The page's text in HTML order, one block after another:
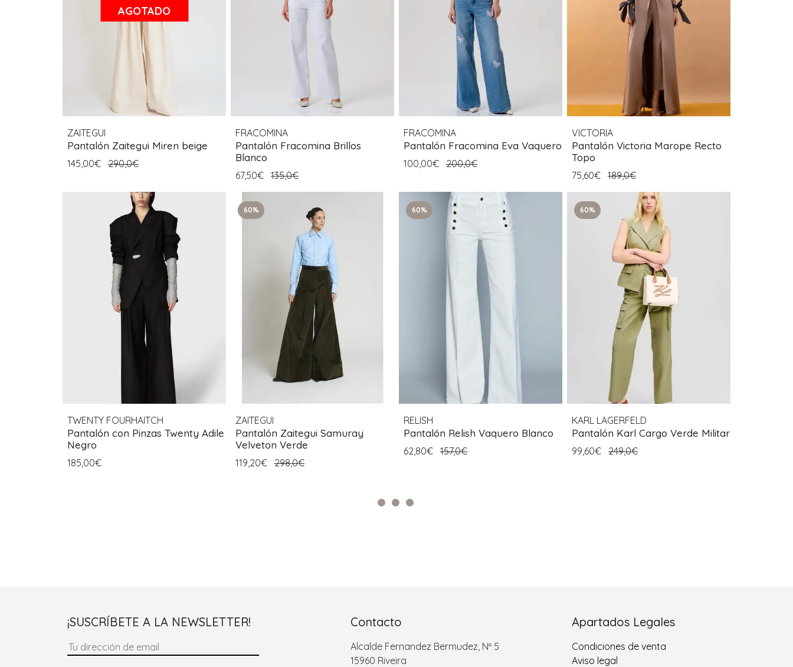
AGOTADO
ZAITEGUI
Pantalón Zaitegui Miren beige
145,00€ 290,0€
FRACOMINA
Pantalón Fracomina Brillos
Blanco
67,50€ 135,0€
FRACOMINA
Pantalón Fracomina Eva Vaquero
100,00€ 200,0€
VICTORIA
Pantalón Victoria Marope Recto
Topo
75,60€ 189,0€
TWENTY FOURHAITCH
Pantalón con Pinzas Twenty Adile
Negro
185,00€
60%
ZAITEGUI
Pantalón Zaitegui Samuray
Velveton Verde
119,20€ 298,0€
60%
RELISH
Pantalón Relish Vaquero Blanco
62,80€ 157,0€
60%
KARL LAGERFELD
Pantalón Karl Cargo Verde Militar
99,60€ 249,0€
¡SUSCRÍBETE A LA NEWSLETTER! Contacto
Alcalde Fernandez Bermudez, Nº 5
15960 Riveira
Apartados Legales
Condiciones de venta
Aviso legal